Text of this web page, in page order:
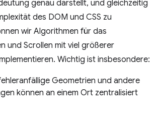
genau darstellt, und gleichzeitig
des DOM und CSS zu
wir Algorithmen für das
und Scrollen mit viel größerer
Wichtig ist insbesondere:
Geometrien und andere
können an einem Ort zentralisiert